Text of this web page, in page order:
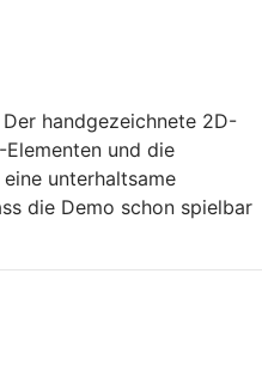
handgezeichnete 2D-
und die
unterhaltsame
die Demo schon spielbar